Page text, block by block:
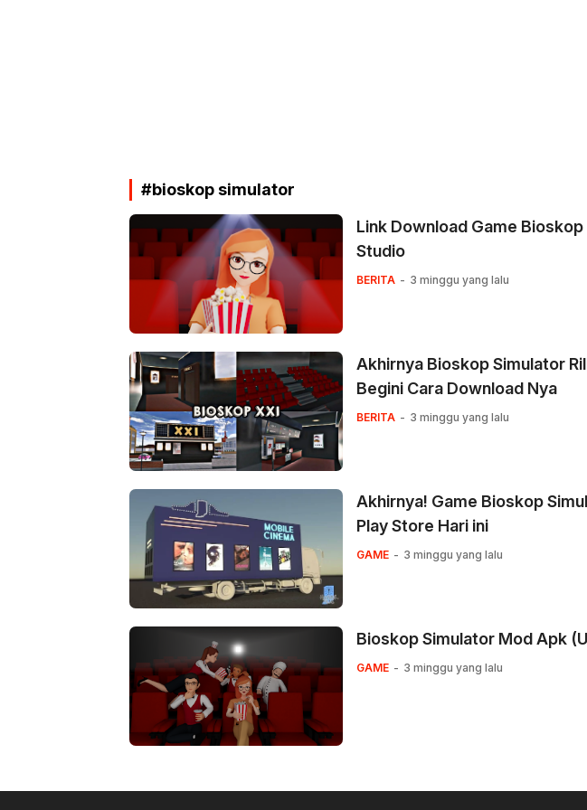
#bioskop simulator
Link Download Game
Studio
BERITA 3 minggu yang lalu
Akhirnya Bioskop Simulator
Begini Cara Download Nya
BERITA 3 minggu yang lalu
Akhirnya! Game Bioskop
Play Store Hari ini
GAME 3 minggu yang lalu
Bioskop Simulator Mod Apk
GAME 3 minggu yang lalu